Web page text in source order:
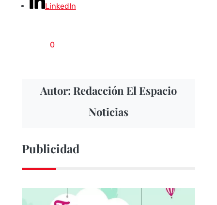
LinkedIn
0
Autor: Redacción El Espacio
Noticias
Publicidad